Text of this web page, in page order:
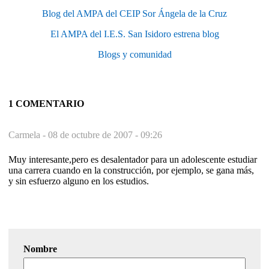
Blog del AMPA del CEIP Sor Ángela de la Cruz
El AMPA del I.E.S. San Isidoro estrena blog
Blogs y comunidad
1 COMENTARIO
Carmela - 08 de octubre de 2007 - 09:26
Muy interesante,pero es desalentador para un adolescente estudiar
una carrera cuando en la construcción, por ejemplo, se gana más,
y sin esfuerzo alguno en los estudios.
Nombre